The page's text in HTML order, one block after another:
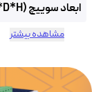
ابعاد سوییچ (W*D*H)
مشاهده بیشتر